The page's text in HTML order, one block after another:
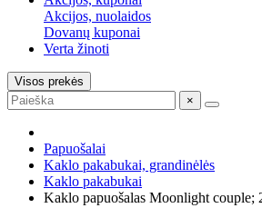
Akcijos, nuolaidos
Dovanų kuponai
Verta žinoti
Visos prekės
×
Papuošalai
Kaklo pakabukai, grandinėlės
Kaklo pakabukai
Kaklo papuošalas Moonlight couple;